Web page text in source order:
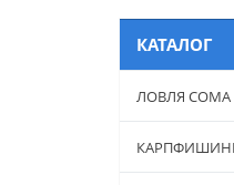
КАТАЛОГ
ЛОВЛЯ СОМА